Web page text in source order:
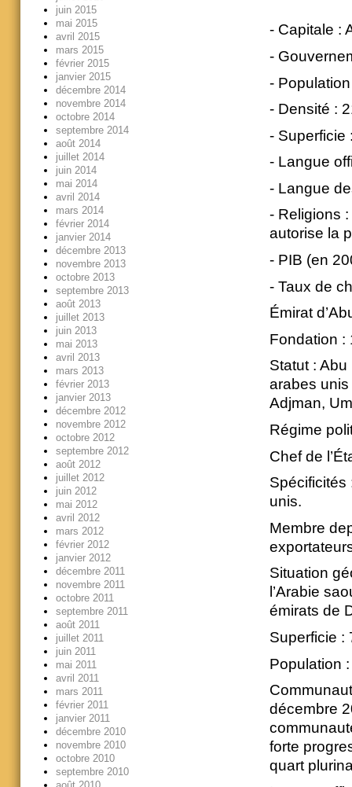
- Capitale :
-
-
- Densité :
- Superficie
- Langue
- Langue
- Religions
autorise la
- PIB (en
- Taux de
Émirat
Fondation :
Statut :
arabes
Adjman,
Régime
Chef de
Spécificités
unis.
Membre
Situation
l’Arabie
émirats de
Superficie :
Population
décembre
forte
quart
juin 2015
mai 2015
avril 2015
mars 2015
février 2015
janvier 2015
décembre 2014
novembre 2014
octobre 2014
septembre 2014
août 2014
juillet 2014
juin 2014
mai 2014
avril 2014
mars 2014
février 2014
janvier 2014
décembre 2013
novembre 2013
octobre 2013
septembre 2013
août 2013
juillet 2013
juin 2013
mai 2013
avril 2013
mars 2013
février 2013
janvier 2013
décembre 2012
novembre 2012
octobre 2012
septembre 2012
août 2012
juillet 2012
juin 2012
mai 2012
avril 2012
mars 2012
février 2012
janvier 2012
décembre 2011
novembre 2011
octobre 2011
septembre 2011
août 2011
juillet 2011
juin 2011
mai 2011
avril 2011
mars 2011
février 2011
janvier 2011
décembre 2010
novembre 2010
octobre 2010
septembre 2010